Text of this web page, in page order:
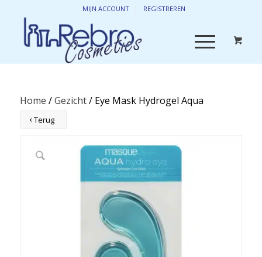
MIJN ACCOUNT REGISTREREN
Home /Gezicht/ Eye Mask Hydrogel Aqua
Terug